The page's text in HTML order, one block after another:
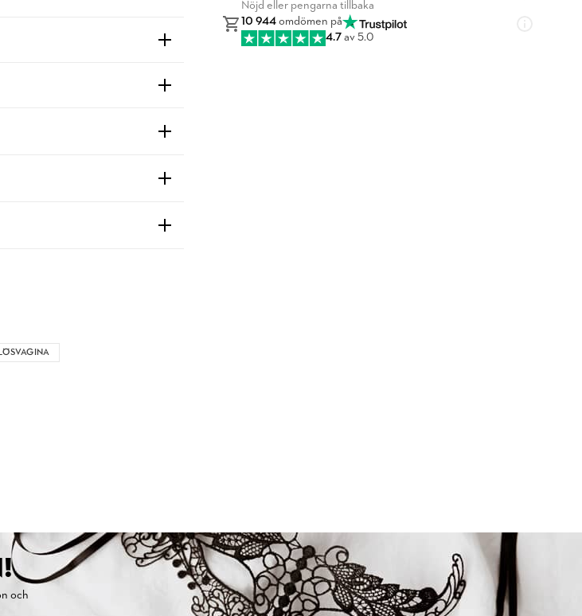
Nöjd eller pengarna tillbaka
10 944 omdömen på
4.7 av 5.0
LÖSVAGINA
och